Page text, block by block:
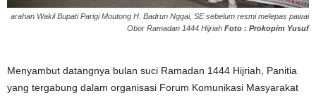
arahan Wakil Bupati Parigi Moutong H. Badrun Nggai, SE sebelum resmi melepas pawai
Obor Ramadan 1444 Hijriah Foto : Prokopim Yusuf
Menyambut datangnya bulan suci Ramadan 1444 Hijriah, Panitia
yang tergabung dalam organisasi Forum Komunikasi Masyarakat